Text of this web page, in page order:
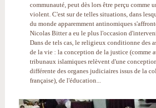
communauté, peut dès lors être perçu comme
violent. C'est sur de telles situations, dans
du monde apparemment antinomiques
Nicolas Bitter a eu le plus l'occasion
Dans de tels cas, le religieux conditionne des
de la vie : la conception de la justice (comme
tribunaux islamiques relèvent d'une
différente des organes judiciaires issus de la
française), de l'éducation...